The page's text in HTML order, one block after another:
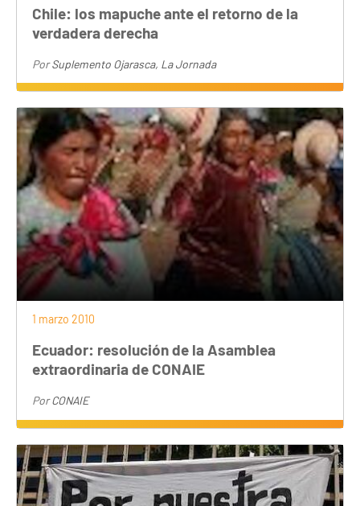
Chile: los mapuche ante el retorno de la
verdadera derecha
PorSuplemento Ojarasca, La Jornada
1 marzo 2010
Ecuador: resolución de la Asamblea
extraordinaria de CONAIE
PorCONAIE